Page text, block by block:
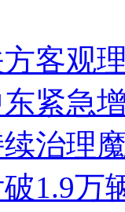
客观
紧急
治理
1.9万